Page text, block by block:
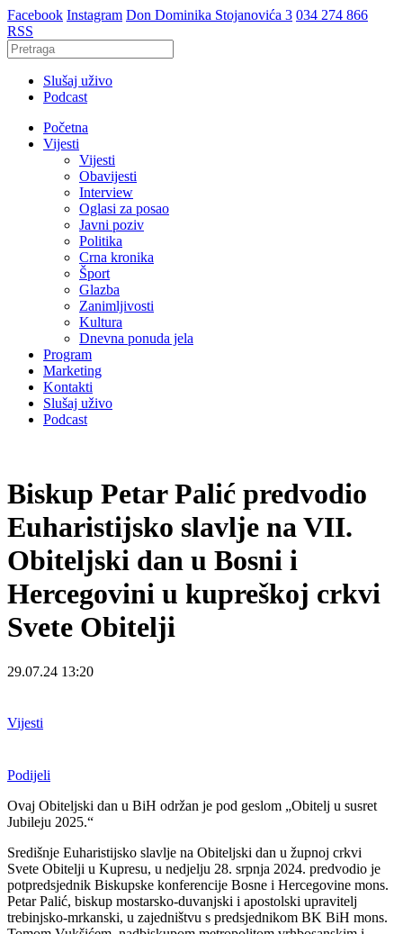
Facebook Instagram Don Dominika Stojanovića 3 034 274 866
RSS
Slušaj uživo
Podcast
Početna
Vijesti
Vijesti
Obavijesti
Interview
Oglasi za posao
Javni poziv
Politika
Crna kronika
Šport
Glazba
Zanimljivosti
Kultura
Dnevna ponuda jela
Program
Marketing
Kontakti
Slušaj uživo
Podcast
Biskup Petar Palić predvodio
Euharistijsko slavlje na VII.
Obiteljski dan u Bosni i
Hercegovini u kupreškoj crkvi
Svete Obitelji
29.07.24 13:20
Vijesti
Podijeli
Ovaj Obiteljski dan u BiH održan je pod geslom „Obitelj u susret
Jubileju 2025.“
Središnje Euharistijsko slavlje na Obiteljski dan u župnoj crkvi
Svete Obitelji u Kupresu, u nedjelju 28. srpnja 2024. predvodio je
potpredsjednik Biskupske konferencije Bosne i Hercegovine mons.
Petar Palić, biskup mostarsko-duvanjski i apostolski upravitelj
trebinjsko-mrkanski, u zajedništvu s predsjednikom BK BiH mons.